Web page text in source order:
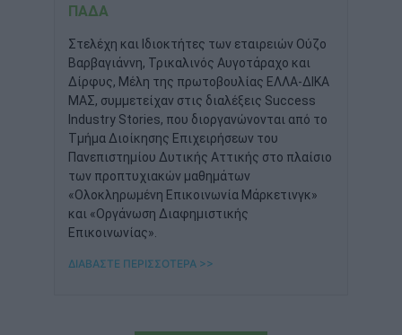
ΠΑΔΑ
Στελέχη και Ιδιοκτήτες των εταιρειών Ούζο
Βαρβαγιάννη, Τρικαλινός Αυγοτάραχο και
Δίρφυς, Μέλη της πρωτοβουλίας ΕΛΛΑ-ΔΙΚΑ
ΜΑΣ, συμμετείχαν στις διαλέξεις Success
Industry Stories, που διοργανώνονται από το
Τμήμα Διοίκησης Επιχειρήσεων του
Πανεπιστημίου Δυτικής Αττικής στο πλαίσιο
των προπτυχιακών μαθημάτων
«Ολοκληρωμένη Επικοινωνία Μάρκετινγκ»
και «Οργάνωση Διαφημιστικής
Επικοινωνίας».
ΔΙΑΒΑΣΤΕ ΠΕΡΙΣΣΟΤΕΡΑ >>